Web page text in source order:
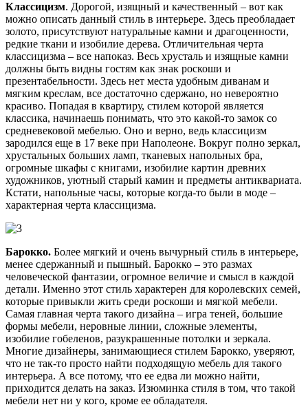
Классицизм. Дорогой, изящный и качественный – вот как
можно описать данный стиль в интерьере. Здесь преобладает
золото, присутствуют натуральные камни и драгоценности,
редкие ткани и изобилие дерева. Отличительная черта
классицизма – все напоказ. Весь хрусталь и изящные камни
должны быть видны гостям как знак роскоши и
презентабельности. Здесь нет места удобным диванам и
мягким креслам, все достаточно сдержано, но невероятно
красиво. Попадая в квартиру, стилем которой является
классика, начинаешь понимать, что это какой-то замок со
средневековой мебелью. Оно и верно, ведь классицизм
зародился еще в 17 веке при Наполеоне. Вокруг полно зеркал,
хрустальных больших ламп, тканевых напольных бра,
огромные шкафы с книгами, изобилие картин древних
художников, уютный старый камин и предметы антиквариата.
Кстати, напольные часы, которые когда-то были в моде –
характерная черта классицизма.
Барокко. Более мягкий и очень вычурный стиль в интерьере,
менее сдержанный и пышный. Барокко – это размах
человеческой фантазии, огромное величие и смысл в каждой
детали. Именно этот стиль характерен для королевских семей,
которые привыкли жить среди роскоши и мягкой мебели.
Самая главная черта такого дизайна – игра теней, большие
формы мебели, неровные линии, сложные элементы,
изобилие гобеленов, разукрашенные потолки и зеркала.
Многие дизайнеры, занимающиеся стилем Барокко, уверяют,
что не так-то просто найти подходящую мебель для такого
интерьера. А все потому, что ее едва ли можно найти,
приходится делать на заказ. Изюминка стиля в том, что такой
мебели нет ни у кого, кроме ее обладателя.